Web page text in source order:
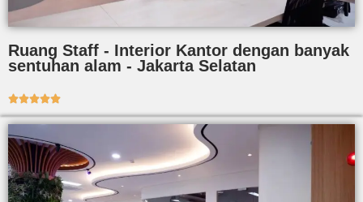
Ruang Staff - Interior Kantor dengan banyak
sentuhan alam - Jakarta Selatan
